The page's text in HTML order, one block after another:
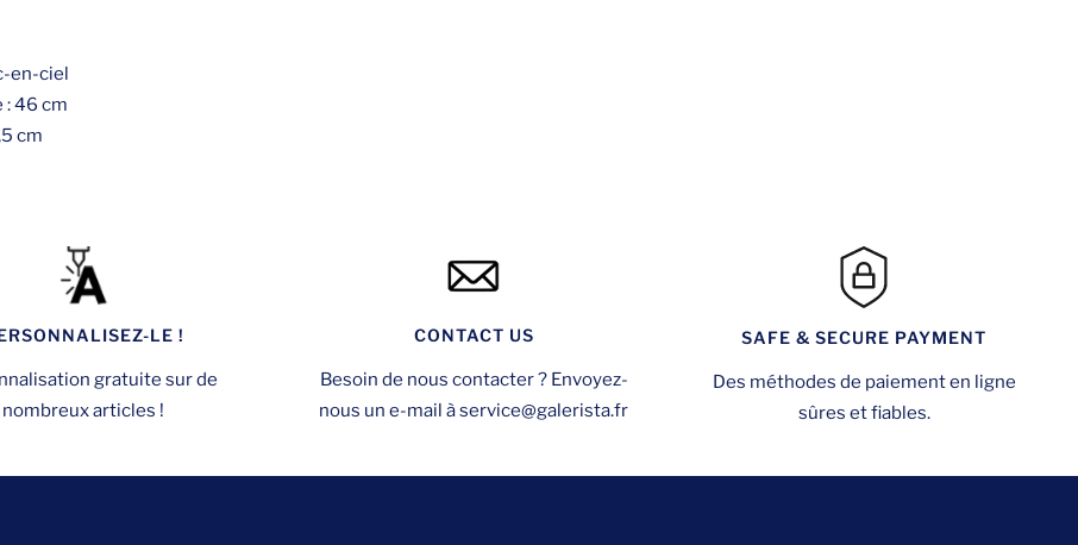
en-ciel
: 46 cm
cm
LE !
gratuite sur de
nombreux articles !
CONTACT US
Besoin de nous contacter ? Envoyez-
nous un e-mail à service@galerista.fr
SAFE & SECURE PAYMENT
Des méthodes de paiement en ligne
sûres et fiables.